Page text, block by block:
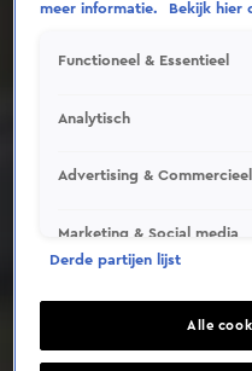
Deze video is niet
meer informatie.
Bekijk hier
Functioneel & Essentieel
Analytisch
Advertising & Commercieel
Marketing & Social media
Derde partijen lijst
Alle